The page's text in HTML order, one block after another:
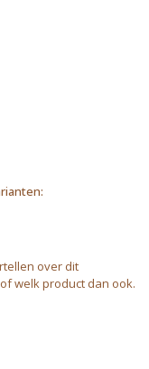
over dit
welk product dan ook.